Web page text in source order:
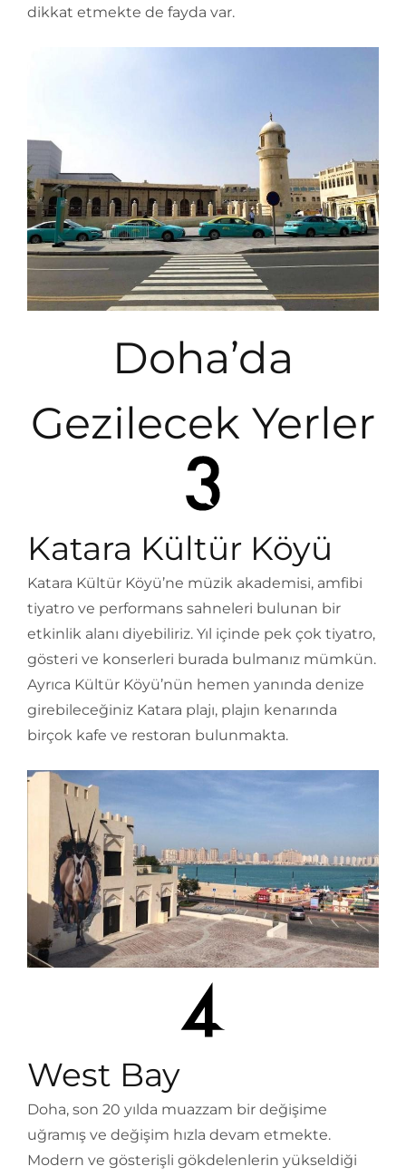
dikkat etmekte de fayda var.
Doha’da
Gezilecek Yerler
Katara Kültür Köyü
Katara Kültür Köyü’ne müzik akademisi, amfibi
tiyatro ve performans sahneleri bulunan bir
etkinlik alanı diyebiliriz. Yıl içinde pek çok tiyatro,
gösteri ve konserleri burada bulmanız mümkün.
Ayrıca Kültür Köyü’nün hemen yanında denize
girebileceğiniz Katara plajı, plajın kenarında
birçok kafe ve restoran bulunmakta.
West Bay
Doha, son 20 yılda muazzam bir değişime
uğramış ve değişim hızla devam etmekte.
Modern ve gösterişli gökdelenlerin yükseldiği